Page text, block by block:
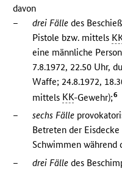
davon
–
drei Fälle des
Pistole bzw. mittels
eine männliche
7.8.1972, 22.50 Uhr,
Waffe; 24.8.1972,
mittels KK-Gewehr);6
– sechs Fälle
Betreten der
Schwimmen während
–
drei Fälle des